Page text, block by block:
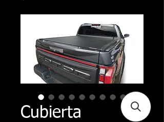
Cubierta